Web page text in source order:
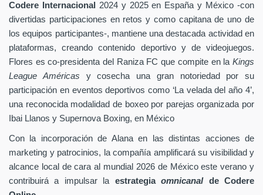
Codere Internacional 2024 y 2025 en España y México -con
divertidas participaciones en retos y como capitana de uno de
los equipos participantes-, mantiene una destacada actividad en
plataformas, creando contenido deportivo y de videojuegos.
Flores es co-presidenta del Raniza FC que compite en la Kings
League Américas y cosecha una gran notoriedad por su
participación en eventos deportivos como ‘La velada del año 4’,
una reconocida modalidad de boxeo por parejas organizada por
Ibai Llanos y Supernova Boxing, en México
Con la incorporación de Alana en las distintas acciones de
marketing y patrocinios, la compañía amplificará su visibilidad y
alcance local de cara al mundial 2026 de México este verano y
contribuirá a impulsar la estrategiaomnicanal de Codere